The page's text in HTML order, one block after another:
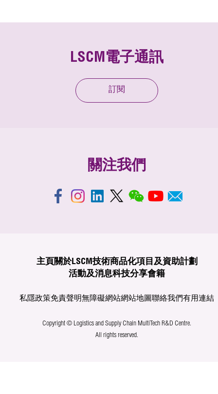
LSCM電子通訊
訂閱
關注我們
主頁 關於LSCM技術商品化項目及資助計劃
活動及消息科技分享會籍
私隱政策免責聲明無障礙網站網站地圖聯絡我們有用連結
Copyright © Logistics and Supply Chain MultiTech R&D Centre.
All rights reserved.